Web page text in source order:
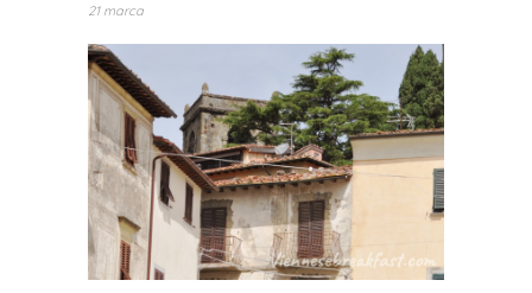
21 marca